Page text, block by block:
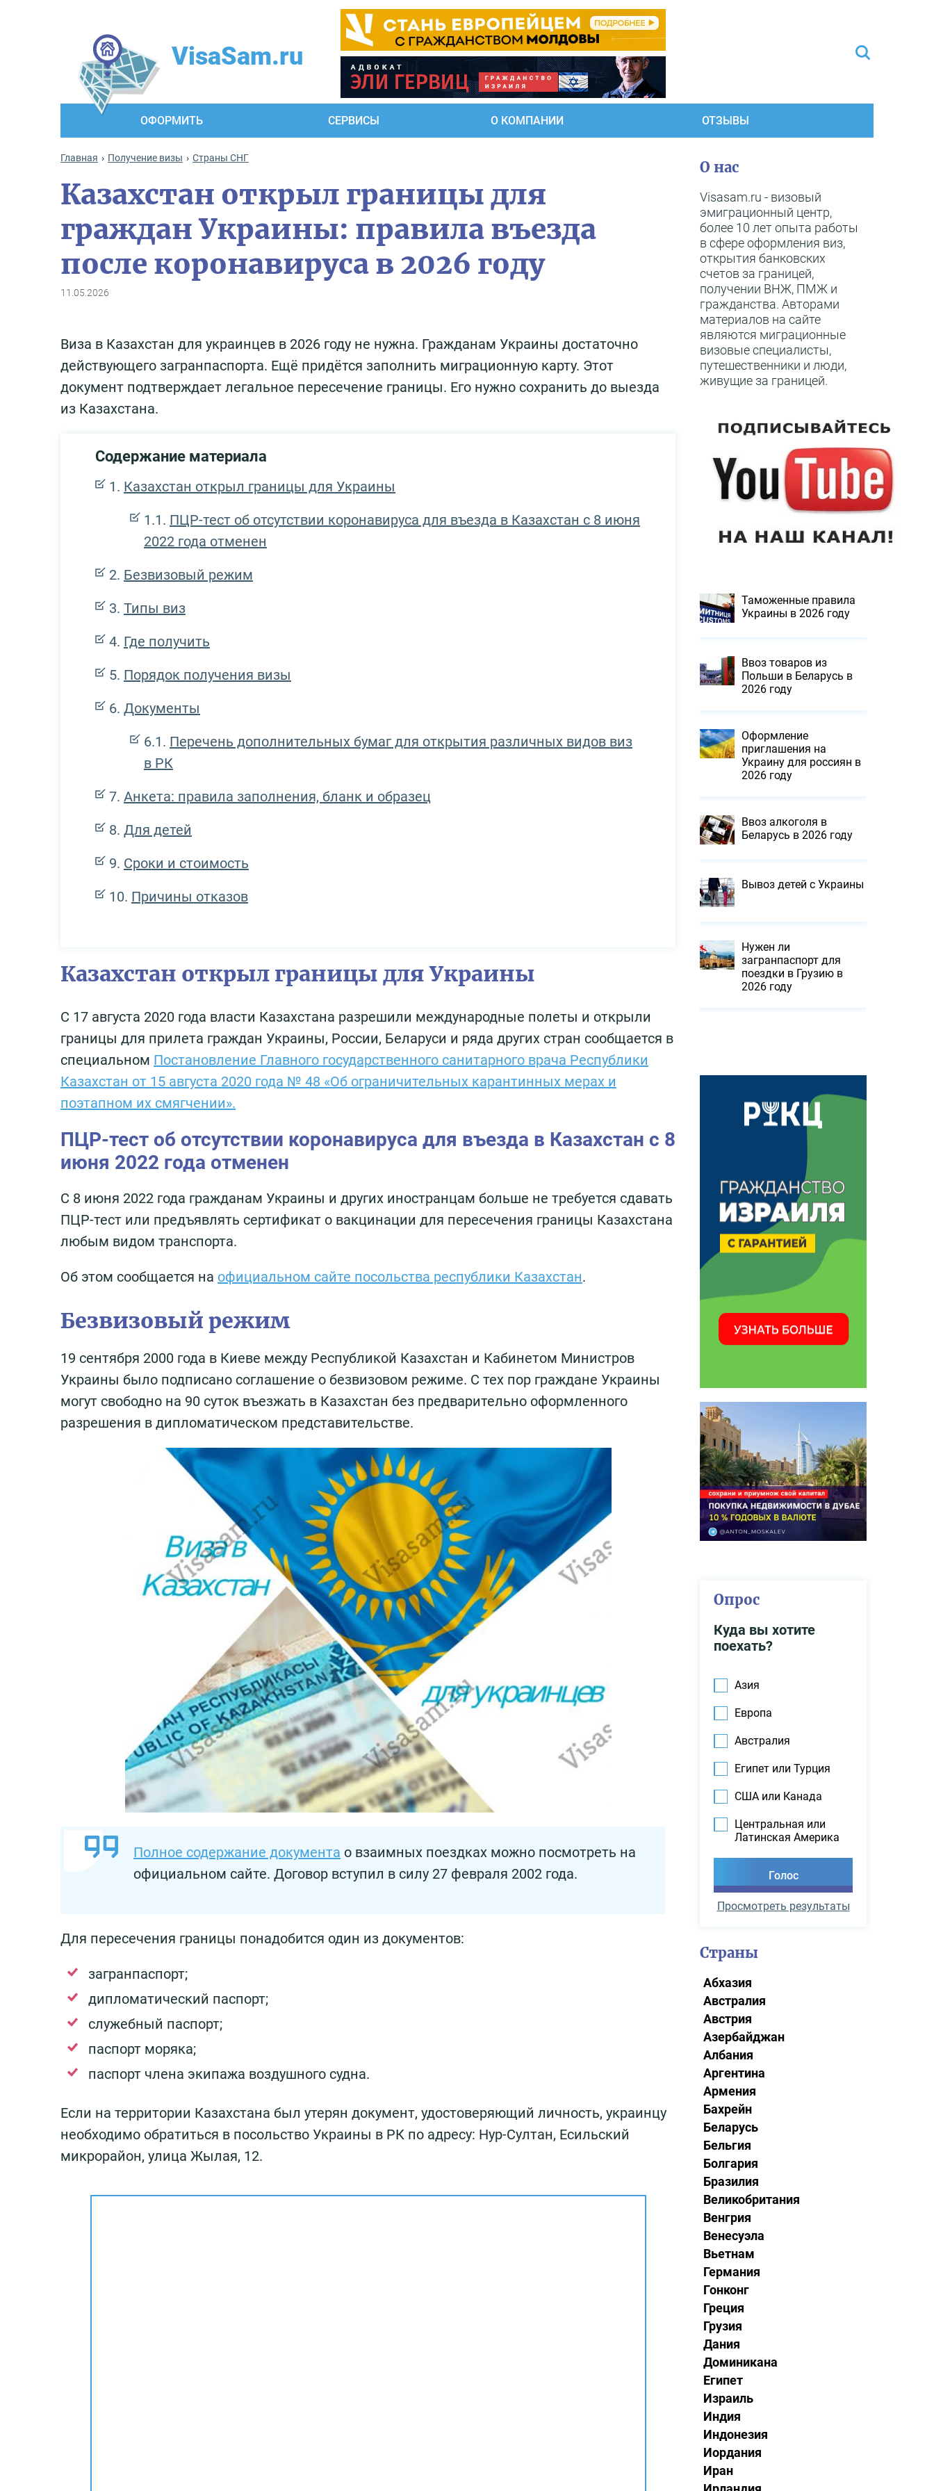
VisaSam.ru
ОФОРМИТЬ СЕРВИСЫ О КОМПАНИИ ОТЗЫВЫ
Главная Получение визы Cтраны СНГ
Казахстан открыл границы для
граждан Украины: правила въезда
после коронавируса в 2026 году
11.05.2026
Виза в Казахстан для украинцев в 2026 году не нужна. Гражданам Украины достаточно
действующего загранпаспорта. Ещё придётся заполнить миграционную карту. Этот
документ подтверждает легальное пересечение границы. Его нужно сохранить до выезда
из Казахстана.
Содержание материала
Казахстан открыл границы для Украины
ПЦР-тест об отсутствии коронавируса для въезда в Казахстан с 8 июня
2022 года отменен
Безвизовый режим
Типы виз
Где получить
Порядок получения визы
Документы
Перечень дополнительных бумаг для открытия различных видов виз
в РК
Анкета: правила заполнения, бланк и образец
Для детей
Сроки и стоимость
Причины отказов
Казахстан открыл границы для Украины
С 17 августа 2020 года власти Казахстана разрешили международные полеты и открыли
границы для прилета граждан Украины, России, Беларуси и ряда других стран сообщается в
специальном Постановление Главного государственного санитарного врача Республики
Казахстан от 15 августа 2020 года № 48 «Об ограничительных карантинных мерах и
поэтапном их смягчении».
ПЦР-тест об отсутствии коронавируса для въезда в Казахстан с 8
июня 2022 года отменен
С 8 июня 2022 года гражданам Украины и других иностранцам больше не требуется сдавать
ПЦР-тест или предъявлять сертификат о вакцинации для пересечения границы Казахстана
любым видом транспорта.
Об этом сообщается на официальном сайте посольства республики Казахстан.
Безвизовый режим
19 сентября 2000 года в Киеве между Республикой Казахстан и Кабинетом Министров
Украины было подписано соглашение о безвизовом режиме. С тех пор граждане Украины
могут свободно на 90 суток въезжать в Казахстан без предварительно оформленного
разрешения в дипломатическом представительстве.
Полное содержание документа о взаимных поездках можно посмотреть на
официальном сайте. Договор вступил в силу 27 февраля 2002 года.
Для пересечения границы понадобится один из документов:
загранпаспорт;
дипломатический паспорт;
служебный паспорт;
паспорт моряка;
паспорт члена экипажа воздушного судна.
Если на территории Казахстана был утерян документ, удостоверяющий личность, украинцу
необходимо обратиться в посольство Украины в РК по адресу: Нур-Султан, Есильский
микрорайон, улица Жылая, 12.
О нас
Visasam.ru - визовый
эмиграционный центр,
более 10 лет опыта работы
в сфере оформления виз,
открытия банковских
счетов за границей,
получении ВНЖ, ПМЖ и
гражданства. Авторами
материалов на сайте
являются миграционные
визовые специалисты,
путешественники и люди,
живущие за границей.
Таможенные правила
Украины в 2026 году
Ввоз товаров из
Польши в Беларусь в
2026 году
Оформление
приглашения на
Украину для россиян в
2026 году
Ввоз алкоголя в
Беларусь в 2026 году
Вывоз детей с Украины
Нужен ли
загранпаспорт для
поездки в Грузию в
2026 году
Опрос
Куда вы хотите
поехать?
Азия
Европа
Австралия
Египет или Турция
США или Канада
Центральная или
Латинская Америка
Просмотреть результаты
Страны
Абхазия
Австралия
Австрия
Азербайджан
Албания
Аргентина
Армения
Бахрейн
Беларусь
Бельгия
Болгария
Бразилия
Великобритания
Венгрия
Венесуэла
Вьетнам
Германия
Гонконг
Греция
Грузия
Дания
Доминикана
Египет
Израиль
Индия
Индонезия
Иордания
Иран